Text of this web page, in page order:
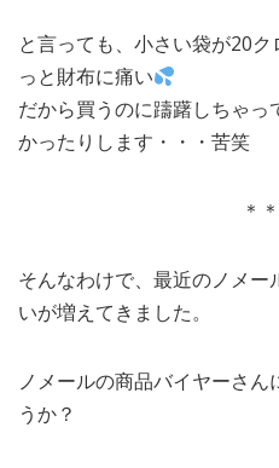
と言っても、小さい袋が20
っと財布に痛い
だから買うのに躊躇しちゃ
かったりします・・・苦笑
＊
そんなわけで、最近のノメ
いが増えてきました。
ノメールの商品バイヤーさ
うか？